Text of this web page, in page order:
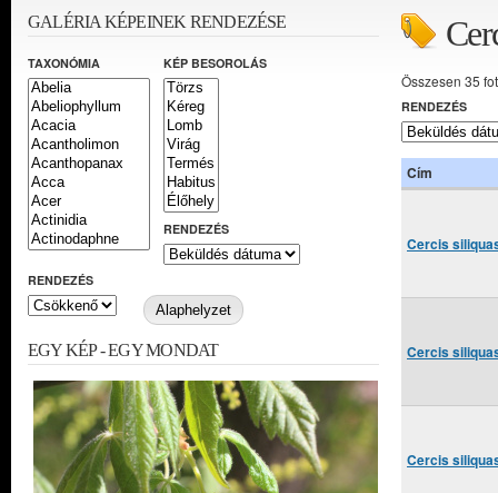
Összesen 35
RENDEZÉS
Cím
Cercis
Cercis
Cercis
GALÉRIA KÉPEINEK RENDEZÉSE
TAXONÓMIA KÉP BESOROLÁS
RENDEZÉS
RENDEZÉS
EGY KÉP - EGY MONDAT